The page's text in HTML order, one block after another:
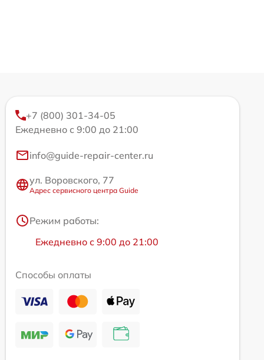
+7 (800) 301-34-05
Ежедневно с 9:00 до 21:00
info@guide-repair-center.ru
ул. Воровского, 77
Адрес сервисного центра Guide
Режим работы:
Ежедневно с 9:00 до 21:00
Способы оплаты